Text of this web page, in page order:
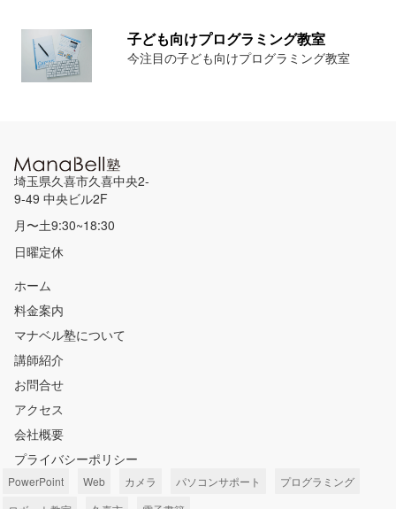
子ども向けプログラミング教室
今注目の子ども向けプログラミング教室
埼玉県久喜市久喜中央2-
9-49 中央ビル2F
月〜土9:30~18:30
日曜定休
ホーム
料金案内
マナベル塾について
講師紹介
お問合せ
アクセス
会社概要
プライバシーポリシー
PowerPoint Web カメラ パソコンサポート
プログラミング